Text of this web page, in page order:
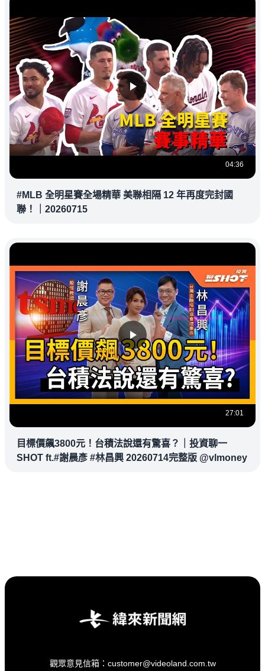
04:36
#MLB 全明星賽全場精華 美聯相隔 12 年再度完封國
聯！｜20260715
27:01
目標價飆3800元！台積法說還有驚喜？｜投資聊一
SHOT ft.#謝晨彥 #林昌興 20260714完整版 @vlmoney
觀眾意見信箱：customer@videoland.com.tw